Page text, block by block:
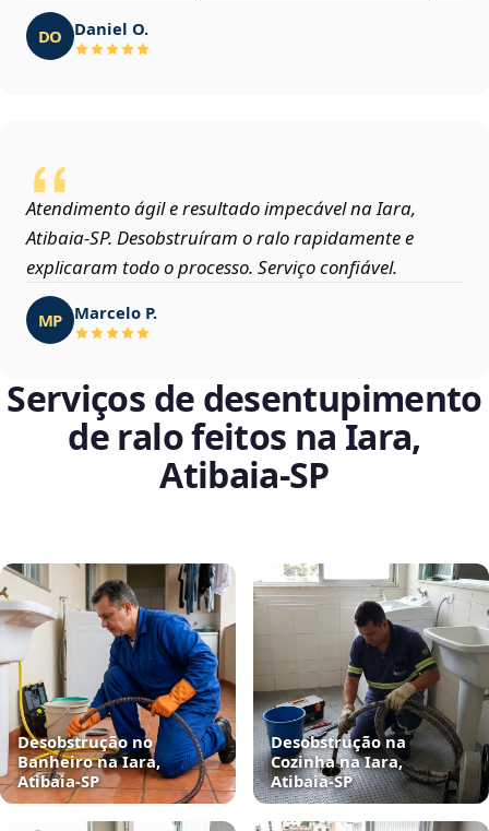
DO Daniel O.
Atendimento ágil e resultado impecável na Iara,
Atibaia‑SP. Desobstruíram o ralo rapidamente e
explicaram todo o processo. Serviço confiável.
MP Marcelo P.
Serviços de desentupimento
de ralo feitos na Iara,
Atibaia‑SP
Desobstrução no
Banheiro na Iara,
Atibaia‑SP
Desobstrução na
Cozinha na Iara,
Atibaia‑SP